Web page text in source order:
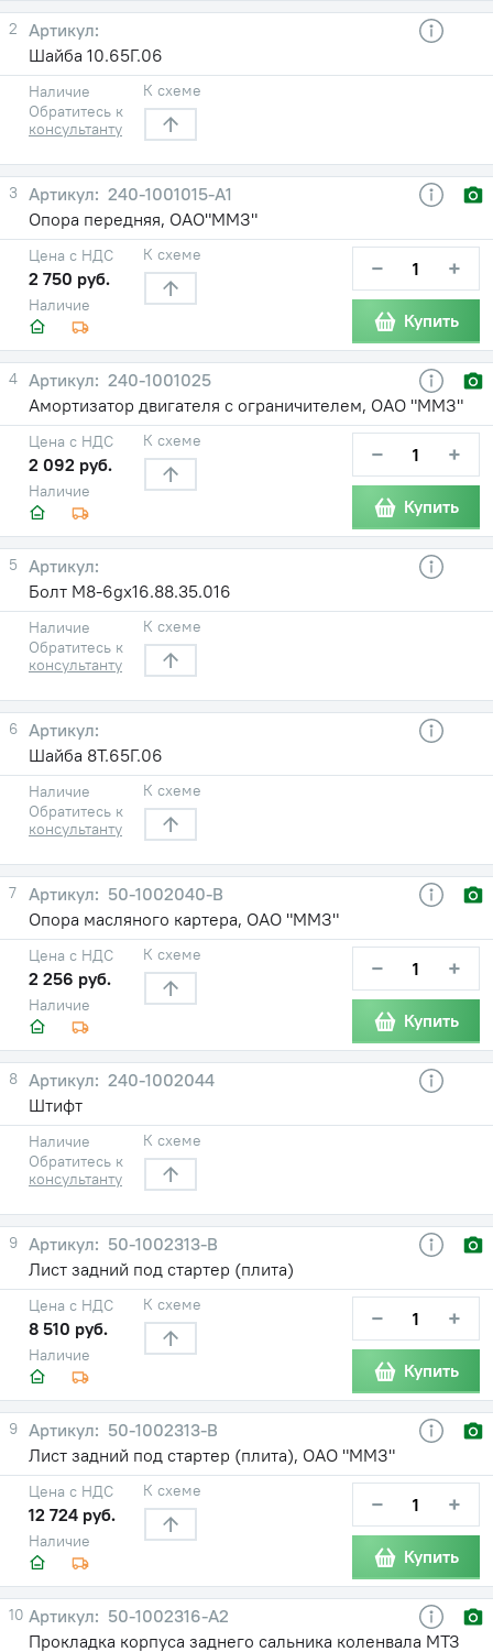
2
Шайба 10.65Г.06
Наличие
Обратитесь к
консультанту
К схеме
3
240-1001015-А1
Опора передняя, ОАО"ММЗ"
Наличие
Цена с НДС
2 750 руб.
К схеме − +
Купить
4
240-1001025
Амортизатор двигателя с ограничителем, ОАО "ММЗ"
Наличие
Цена с НДС
2 092 руб.
К схеме − +
Купить
5
Болт М8-6gx16.88.35.016
Наличие
Обратитесь к
консультанту
К схеме
6
Шайба 8T.65Г.06
Наличие
Обратитесь к
консультанту
К схеме
7
50-1002040-В
Опора масляного картера, ОАО "ММЗ"
Наличие
Цена с НДС
2 256 руб.
К схеме − +
Купить
8
240-1002044
Штифт
Наличие
Обратитесь к
консультанту
К схеме
9
50-1002313-В
Лист задний под стартер (плита)
Наличие
Цена с НДС
8 510 руб.
К схеме − +
Купить
9
50-1002313-В
Лист задний под стартер (плита), ОАО "ММЗ"
Наличие
Цена с НДС
12 724 руб.
К схеме − +
Купить
10
50-1002316-А2
Прокладка корпуса заднего сальника коленвала МТЗ